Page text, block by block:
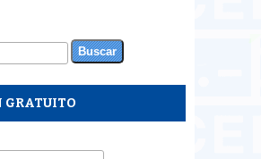
de búsqueda
GRATUITO